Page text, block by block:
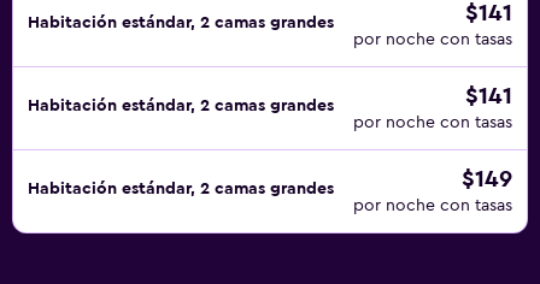
Habitación estándar, 2 camas grandes $141
por noche con tasas
Habitación estándar, 2 camas grandes $141
por noche con tasas
Habitación estándar, 2 camas grandes $149
por noche con tasas